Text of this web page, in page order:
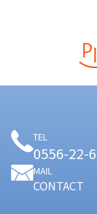
TEL
0556-22-
MAIL
CONTACT